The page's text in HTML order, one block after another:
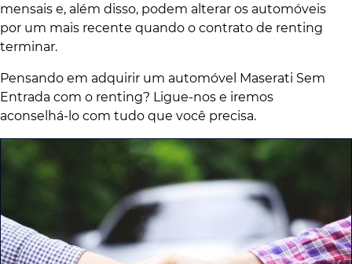
mensais e, além disso, podem alterar os automóveis
por um mais recente quando o contrato de renting
terminar.
Pensando em adquirir um automóvel Maserati Sem
Entrada com o renting? Ligue-nos e iremos
aconselhá-lo com tudo que você precisa.